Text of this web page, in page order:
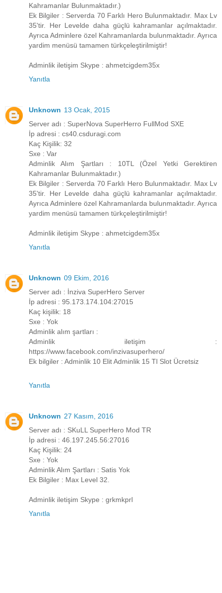
Kahramanlar Bulunmaktadır.)
Ek Bilgiler : Serverda 70 Farklı Hero Bulunmaktadır. Max Lv
35'tir. Her Levelde daha güçlü kahramanlar açılmaktadır.
Ayrıca Adminlere özel Kahramanlarda bulunmaktadır. Ayrıca
yardim menüsü tamamen türkçeleştirilmiştir!
Adminlik iletişim Skype : ahmetcigdem35x
Yanıtla
Unknown 13 Ocak, 2015
Server adı : SuperNova SuperHerro FullMod SXE
İp adresi : cs40.csduragi.com
Kaç Kişilik: 32
Sxe : Var
Adminlik Alım Şartları : 10TL (Özel Yetki Gerektiren
Kahramanlar Bulunmaktadır.)
Ek Bilgiler : Serverda 70 Farklı Hero Bulunmaktadır. Max Lv
35'tir. Her Levelde daha güçlü kahramanlar açılmaktadır.
Ayrıca Adminlere özel Kahramanlarda bulunmaktadır. Ayrıca
yardim menüsü tamamen türkçeleştirilmiştir!
Adminlik iletişim Skype : ahmetcigdem35x
Yanıtla
Unknown 09 Ekim, 2016
Server adı : İnziva SuperHero Server
İp adresi : 95.173.174.104:27015
Kaç kişilik: 18
Sxe : Yok
Adminlik alım şartları :
Adminlik iletişim :
https://www.facebook.com/inzivasuperhero/
Ek bilgiler : Adminlik 10 Elit Adminlik 15 Tl Slot Ücretsiz
Yanıtla
Unknown 27 Kasım, 2016
Server adı : SKuLL SuperHero Mod TR
İp adresi : 46.197.245.56:27016
Kaç Kişilik: 24
Sxe : Yok
Adminlik Alım Şartları : Satis Yok
Ek Bilgiler : Max Level 32.
Adminlik iletişim Skype : grkmkprl
Yanıtla